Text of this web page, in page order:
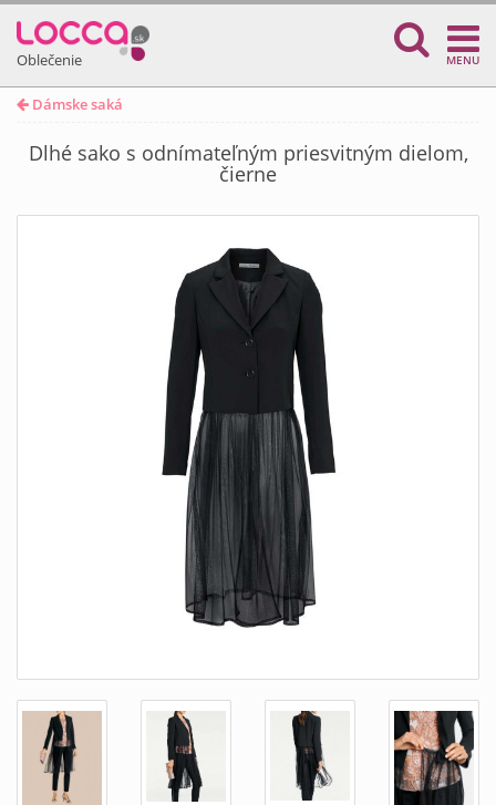
Oblečenie MENU
Dámske saká
Dlhé sako s odnímateľným priesvitným dielom,
čierne